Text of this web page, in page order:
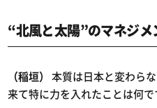
“北風と太陽”のマネジメ
（稲垣） 本質は日本と変わら
来て特に力を入れたことは何で